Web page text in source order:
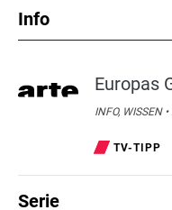
Info
Europas
INFO, WISSEN
TV-TIPP
Serie